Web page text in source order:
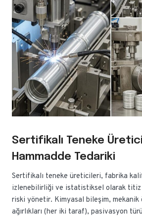
Sertifikalı Teneke
Hammadde Tedariki
Sertifikalı teneke üreticileri, fabrika
izlenebilirliği ve istatistiksel olarak
riski yönetir. Kimyasal bileşim, mekanik
ağırlıkları (her iki taraf), pasivasyon